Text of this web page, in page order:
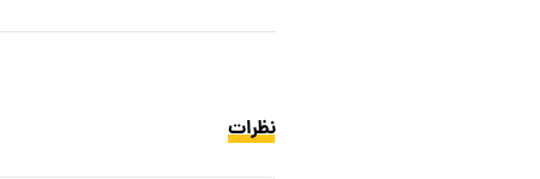
نظرات